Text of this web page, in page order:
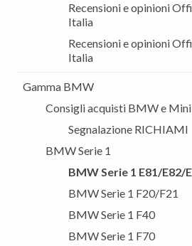
Recensioni e opinioni
Italia
Recensioni e opinioni
Italia
Gamma BMW
Consigli acquisti BMW e Mini
Segnalazione RICHIAMI
BMW Serie 1
BMW Serie 1 E81/E82/
BMW Serie 1 F20/F21
BMW Serie 1 F40
BMW Serie 1 F70